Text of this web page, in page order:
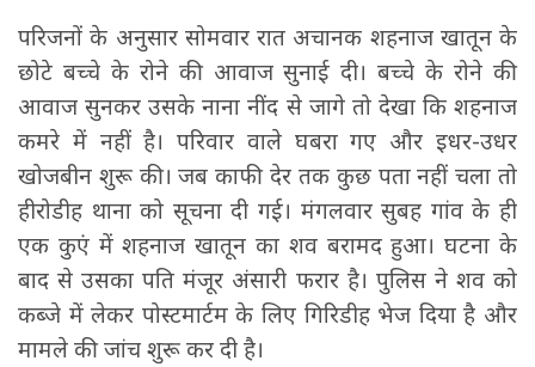
परिजनों के अनुसार सोमवार रात अचानक शहनाज खातून के
छोटे बच्चे के रोने की आवाज सुनाई दी। बच्चे के रोने की
आवाज सुनकर उसके नाना नींद से जागे तो देखा कि शहनाज
कमरे में नहीं है। परिवार वाले घबरा गए और इधर-उधर
खोजबीन शुरू की। जब काफी देर तक कुछ पता नहीं चला तो
हीरोडीह थाना को सूचना दी गई। मंगलवार सुबह गांव के ही
एक कुएं में शहनाज खातून का शव बरामद हुआ। घटना के
बाद से उसका पति मंजूर अंसारी फरार है। पुलिस ने शव को
कब्जे में लेकर पोस्टमार्टम के लिए गिरिडीह भेज दिया है और
मामले की जांच शुरू कर दी है।